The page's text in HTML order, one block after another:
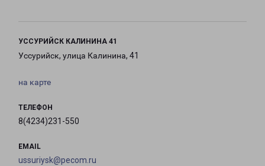
УССУРИЙСК КАЛИНИНА 41
Уссурийск, улица Калинина, 41
на карте
ТЕЛЕФОН
8(4234)231-550
EMAIL
ussuriysk@pecom.ru